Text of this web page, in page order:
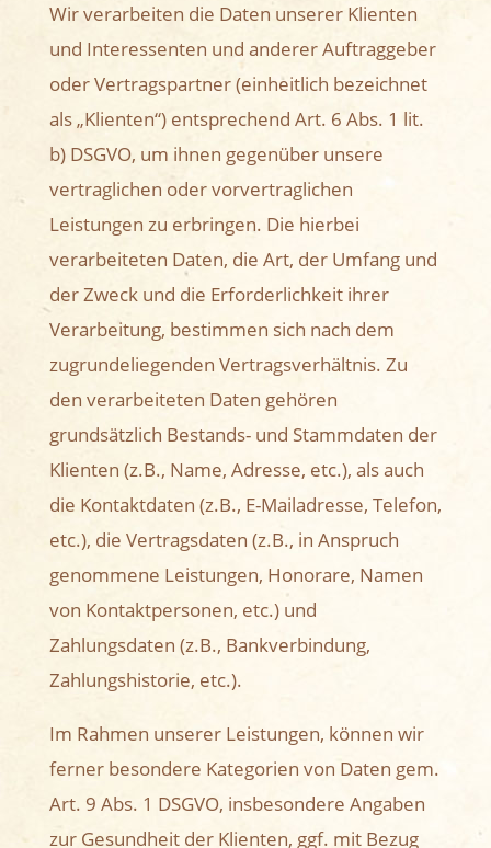
Wir verarbeiten die Daten unserer Klienten
und Interessenten und anderer Auftraggeber
oder Vertragspartner (einheitlich bezeichnet
als „Klienten“) entsprechend Art. 6 Abs. 1 lit.
b) DSGVO, um ihnen gegenüber unsere
vertraglichen oder vorvertraglichen
Leistungen zu erbringen. Die hierbei
verarbeiteten Daten, die Art, der Umfang und
der Zweck und die Erforderlichkeit ihrer
Verarbeitung, bestimmen sich nach dem
zugrundeliegenden Vertragsverhältnis. Zu
den verarbeiteten Daten gehören
grundsätzlich Bestands- und Stammdaten der
Klienten (z.B., Name, Adresse, etc.), als auch
die Kontaktdaten (z.B., E-Mailadresse, Telefon,
etc.), die Vertragsdaten (z.B., in Anspruch
genommene Leistungen, Honorare, Namen
von Kontaktpersonen, etc.) und
Zahlungsdaten (z.B., Bankverbindung,
Zahlungshistorie, etc.).
Im Rahmen unserer Leistungen, können wir
ferner besondere Kategorien von Daten gem.
Art. 9 Abs. 1 DSGVO, insbesondere Angaben
zur Gesundheit der Klienten, ggf. mit Bezug